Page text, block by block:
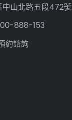
中山北路五段472號
888-153
約諮詢